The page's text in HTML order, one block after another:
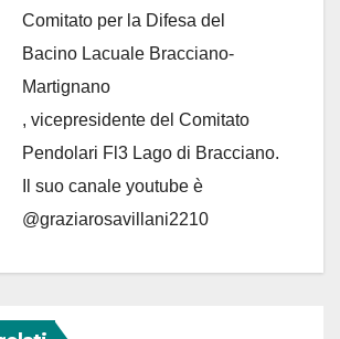
Comitato per la Difesa del
Bacino Lacuale Bracciano-
Martignano
, vicepresidente del Comitato
Pendolari Fl3 Lago di Bracciano.
Il suo canale youtube è
@graziarosavillani2210